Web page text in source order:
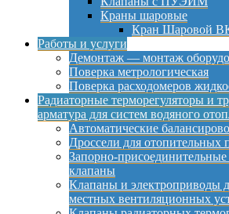
Краны шаровые
Кран Шаровой
Работы и услуги
Демонтаж — монтаж
Поверка метрологическая
Поверка расходомеров
Радиаторные терморегуляторы и
арматура для систем водяного
Автоматические
Дроссели для отопительных
Запорно-
клапаны
Клапаны и электроприводы
местных вентиляционных